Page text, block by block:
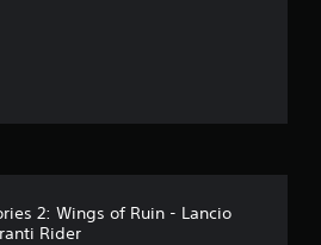
l
s
2: Wings of Ruin - Lancio
Rider